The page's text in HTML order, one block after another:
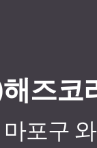
즈코
포구